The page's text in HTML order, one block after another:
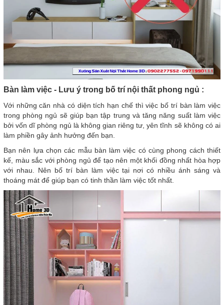
Bàn làm việc - Lưu ý trong bố trí nội thất phong ngủ :
Với những căn nhà có diện tích hạn chế thì việc bố trí bàn làm việc
trong phòng ngủ sẽ giúp bạn tập trung và tăng năng suất làm việc
bởi vốn dĩ phòng ngủ là không gian riêng tư, yên tĩnh sẽ không có ai
làm phiền gây ảnh hưởng đến bạn.
Bạn nên lựa chọn các mẫu bàn làm việc có cùng phong cách thiết
kế, màu sắc với phòng ngủ để tạo nên một khối đồng nhất hòa hợp
với nhau. Nên bố trí bàn làm việc tại nơi có nhiều ánh sáng và
thoáng mát để giúp bạn có tinh thần làm việc tốt nhất.